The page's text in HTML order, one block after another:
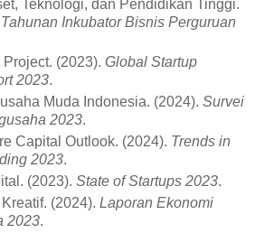
Teknologi, dan Pendidikan Tinggi.
Inkubator Bisnis Perguruan
(2023). Global Startup
2023.
Muda Indonesia. (2024). Survei
2023.
Capital Outlook. (2024). Trends in
2023.
(2023). State of Startups 2023.
(2024). Laporan Ekonomi
2023.